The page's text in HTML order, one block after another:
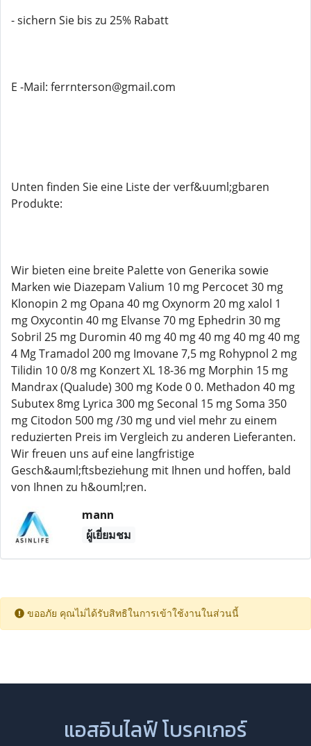
- sichern Sie bis zu 25% Rabatt
E -Mail: ferrnterson@gmail.com
Unten finden Sie eine Liste der verf&uuml;gbaren
Produkte:
Wir bieten eine breite Palette von Generika sowie
Marken wie Diazepam Valium 10 mg Percocet 30 mg
Klonopin 2 mg Opana 40 mg Oxynorm 20 mg xalol 1
mg Oxycontin 40 mg Elvanse 70 mg Ephedrin 30 mg
Sobril 25 mg Duromin 40 mg 40 mg 40 mg 40 mg 40 mg
4 Mg Tramadol 200 mg Imovane 7,5 mg Rohypnol 2 mg
Tilidin 10 0/8 mg Konzert XL 18-36 mg Morphin 15 mg
Mandrax (Qualude) 300 mg Kode 0 0. Methadon 40 mg
Subutex 8mg Lyrica 300 mg Seconal 15 mg Soma 350
mg Citodon 500 mg /30 mg und viel mehr zu einem
reduzierten Preis im Vergleich zu anderen Lieferanten.
Wir freuen uns auf eine langfristige
Gesch&auml;ftsbeziehung mit Ihnen und hoffen, bald
von Ihnen zu h&ouml;ren.
mann
ผู้เยี่ยมชม
ขออภัย คุณไม่ได้รับสิทธิในการเข้าใช้งานในส่วนนี้
แอสอินไลฟ์ โบรคเกอร์